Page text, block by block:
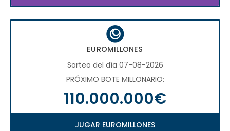
EUROMILLONES
Sorteo del día 07-08-2026
PRÓXIMO BOTE MILLONARIO:
110.000.000€
JUGAR EUROMILLONES